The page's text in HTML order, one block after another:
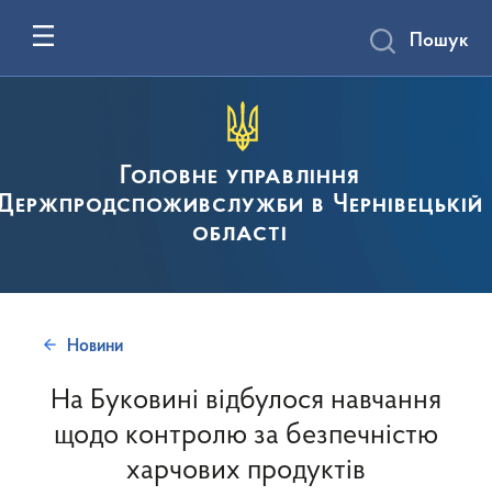
Головне управління
в Чернівецькій
області
Пошук
Новини
На Буковині відбулося навчання
щодо контролю за безпечністю
харчових продуктів